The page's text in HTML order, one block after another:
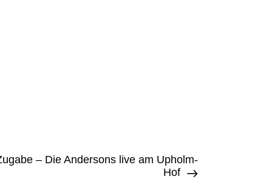
– Die Andersons live am Upholm-
Hof